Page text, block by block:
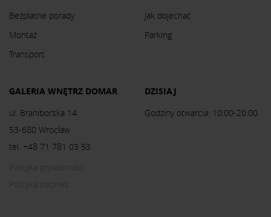
Bezpłatne porady
Montaż
Transport
Jak dojechać
Parking
GALERIA WNĘTRZ DOMAR
ul. Braniborska 14
53-680 Wrocław
tel. +48 71 781 03 53
DZISIAJ
Godziny otwarcia: 10:00-20:00